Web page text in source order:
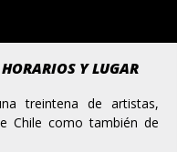
HORARIOS Y LUGAR
treintena de artistas,
Chile como también de